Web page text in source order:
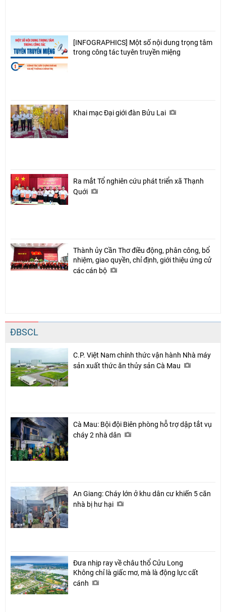
[INFOGRAPHICS] Một số nội dung trọng tâm
trong công tác tuyên truyền miệng
Khai mạc Đại giới đàn Bửu Lai
Ra mắt Tổ nghiên cứu phát triển xã Thạnh
Quới
Thành ủy Cần Thơ điều động, phân công, bổ
nhiệm, giao quyền, chỉ định, giới thiệu ứng cử
các cán bộ
ĐBSCL
C.P. Việt Nam chính thức vận hành Nhà máy
sản xuất thức ăn thủy sản Cà Mau
Cà Mau: Bội đội Biên phòng hỗ trợ dập tắt vụ
cháy 2 nhà dân
An Giang: Cháy lớn ở khu dân cư khiến 5 căn
nhà bị hư hại
Đưa nhịp ray về châu thổ Cửu Long
Không chỉ là giấc mơ, mà là động lực cất
cánh